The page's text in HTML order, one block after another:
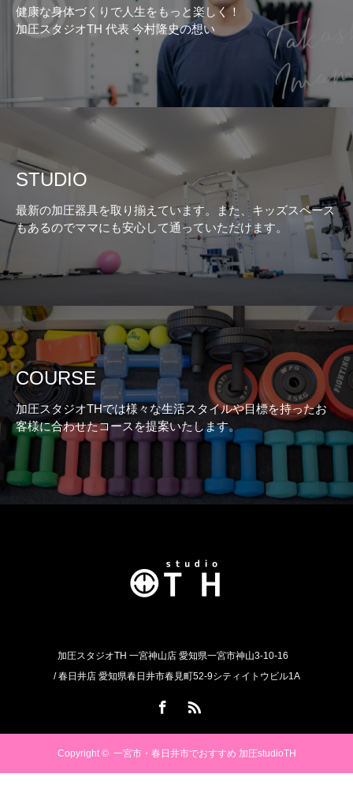
健康な身体づくりで人生をもっと楽しく！
加圧スタジオTH 代表 今村隆史の想い
STUDIO
最新の加圧器具を取り揃えています。また、キッズスペース
もあるのでママにも安心して通っていただけます。
COURSE
加圧スタジオTHでは様々な生活スタイルや目標を持ったお
客様に合わせたコースを提案いたします。
加圧スタジオTH 一宮神山店 愛知県一宮市神山3-10-16
/ 春日井店 愛知県春日井市春見町52-9シティイトウビル1A
Copyright © 一宮市・春日井市でおすすめ 加圧studioTH